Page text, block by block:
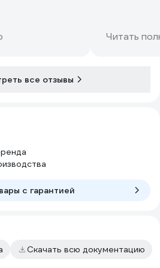
Читать
все отзывы
c гарантией
Скачать всю документацию